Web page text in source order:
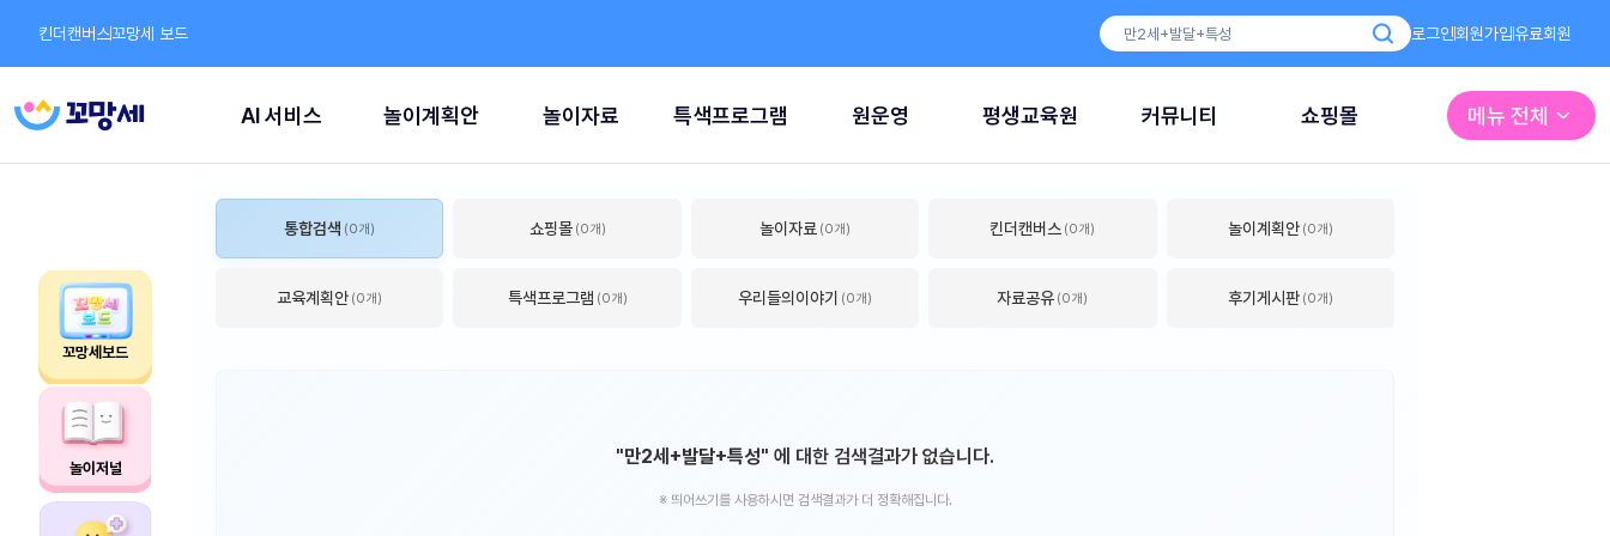
꼬망세보드
놀이저널
킨더캔버스꼬망세 보드 로그인회원가입유료회원
AI 서비스 놀이계획안 놀이자료 특색프로그램 원운영 평생교육원 커뮤니티 쇼핑몰 메뉴 전체
통합검색 (0개) 쇼핑몰 (0개) 놀이자료 (0개) 킨더캔버스 (0개) 놀이계획안 (0개)
교육계획안 (0개) 특색프로그램 (0개) 우리들의이야기 (0개) 자료공유 (0개) 후기게시판 (0개)
"만2세+발달+특성" 에 대한 검색결과가 없습니다.
※ 띄어쓰기를 사용하시면 검색결과가 더 정확해집니다.